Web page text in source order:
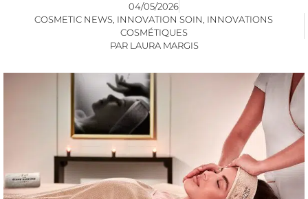
04/05/2026
COSMETIC NEWS INNOVATION SOIN INNOVATIONS
COSMÉTIQUES
PAR LAURA MARGIS